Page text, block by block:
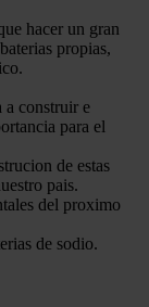
hacer un gran
propias,
a construir e
para el
de estas
pais.
del proximo
de sodio.